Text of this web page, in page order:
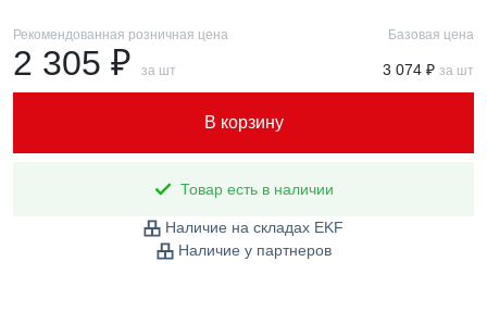
Рекомендованная розничная цена
2 305 ₽ за шт
Базовая цена
3 074 ₽ за шт
В корзину
Товар есть в наличии
Наличие на складах EKF
Наличие у партнеров